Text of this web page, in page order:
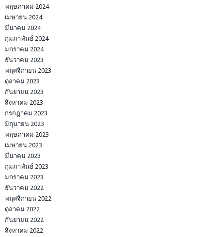
พฤษภาคม 2024
เมษายน 2024
มีนาคม 2024
กุมภาพันธ์ 2024
มกราคม 2024
ธันวาคม 2023
พฤศจิกายน 2023
ตุลาคม 2023
กันยายน 2023
สิงหาคม 2023
กรกฎาคม 2023
มิถุนายน 2023
พฤษภาคม 2023
เมษายน 2023
มีนาคม 2023
กุมภาพันธ์ 2023
มกราคม 2023
ธันวาคม 2022
พฤศจิกายน 2022
ตุลาคม 2022
กันยายน 2022
สิงหาคม 2022